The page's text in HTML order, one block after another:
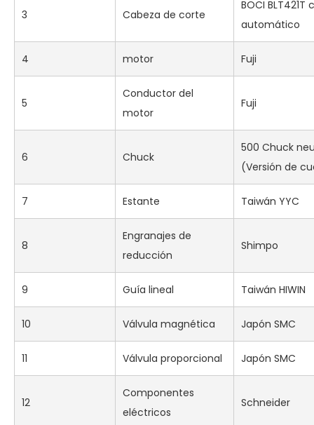
3 Cabeza de corte
BOCI
automático
4 motor Fuji
5
Conductor del
motor
Fuji
6 Chuck
500 Chuck
(Versión de
7 Estante Taiwán YYC
8
Engranajes de
reducción
Shimpo
9 Guía lineal Taiwán HIWIN
10 Válvula magnética Japón SMC
11 Válvula proporcional Japón SMC
12
Componentes
eléctricos
Schneider